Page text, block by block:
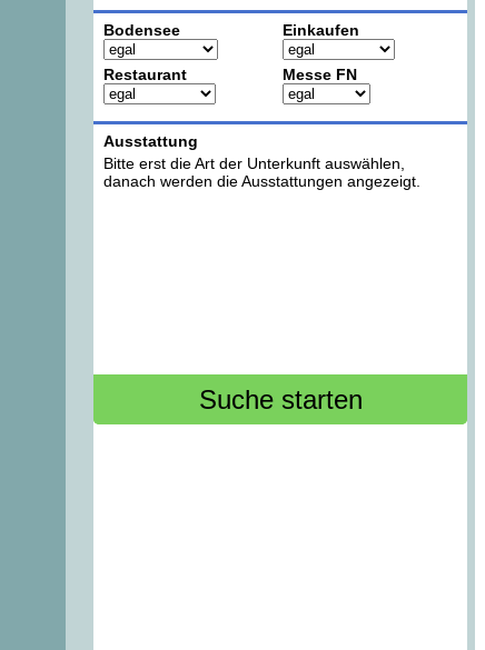
Bodensee Einkaufen
Restaurant Messe FN
Ausstattung
Bitte erst die Art der Unterkunft auswählen,
danach werden die Ausstattungen angezeigt.